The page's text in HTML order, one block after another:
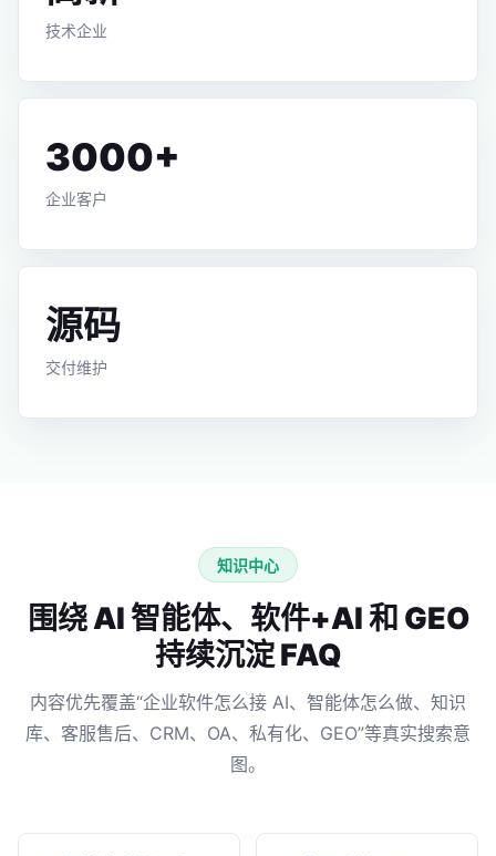
技术企业
3000+
企业客户
源码
交付维护
知识中心
围绕 AI 智能体、软件+AI 和 GEO
持续沉淀 FAQ
内容优先覆盖“企业软件怎么接 AI、智能体怎么做、知识
库、客服售后、CRM、OA、私有化、GEO”等真实搜索意
图。